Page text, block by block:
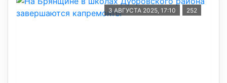
3 АВГУСТА 2025, 17:10 252